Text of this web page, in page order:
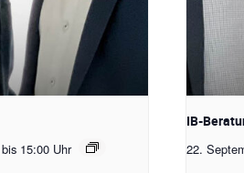
bis 15:00 Uhr
IB-
22.